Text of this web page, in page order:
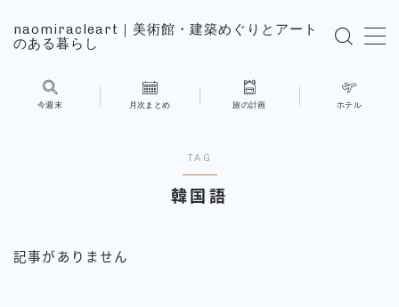
naomiracleart｜美術館・建築めぐりとアート
のある暮らし
NAOMIの日常
今週末 月次まとめ 旅の計画 ホテル
TAG
韓国語
記事がありません